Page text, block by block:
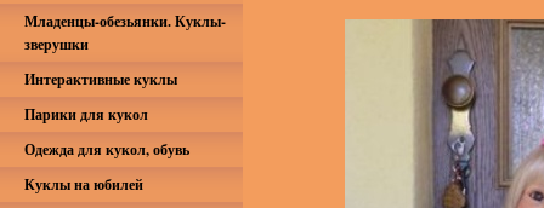
Младенцы-обезьянки. Куклы-
зверушки
Интерактивные куклы
Парики для кукол
Одежда для кукол, обувь
Куклы на юбилей